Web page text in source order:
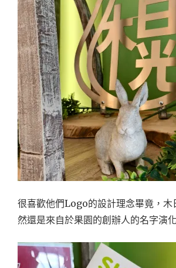
很喜歡他們Logo的設計理念畢竟，木
然還是來自於果園的創辦人的名字演